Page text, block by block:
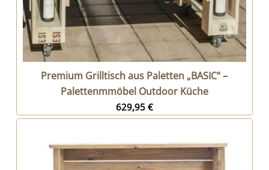
Premium Grilltisch aus Paletten „BASIC“ –
Palettenmmöbel Outdoor Küche
629,95 €